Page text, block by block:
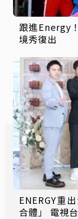
跟進Energy
境秀復出
ENERGY重
合體」 電視